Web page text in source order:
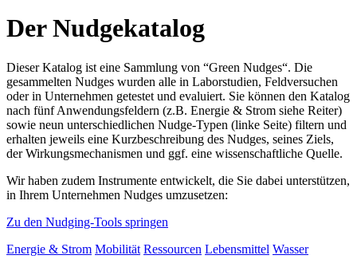
Der Nudgekatalog
Dieser Katalog ist eine Sammlung von “Green Nudges“. Die
gesammelten Nudges wurden alle in Laborstudien, Feldversuchen
oder in Unternehmen getestet und evaluiert. Sie können den Katalog
nach fünf Anwendungsfeldern (z.B. Energie & Strom siehe Reiter)
sowie neun unterschiedlichen Nudge-Typen (linke Seite) filtern und
erhalten jeweils eine Kurzbeschreibung des Nudges, seines Ziels,
der Wirkungsmechanismen und ggf. eine wissenschaftliche Quelle.
Wir haben zudem Instrumente entwickelt, die Sie dabei unterstützen,
in Ihrem Unternehmen Nudges umzusetzen:
Zu den Nudging-Tools springen
Energie & Strom Mobilität Ressourcen Lebensmittel Wasser